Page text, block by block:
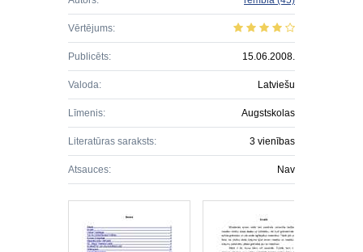
Vērtējums:
Publicēts: 15.06.2008.
Valoda: Latviešu
Līmenis: Augstskolas
Literatūras saraksts: 3 vienības
Atsauces: Nav